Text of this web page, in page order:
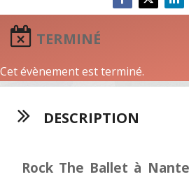
TERMINÉ
Cet évènement est terminé.
DESCRIPTION
Rock The Ballet à